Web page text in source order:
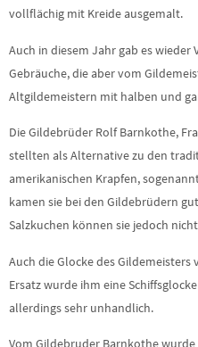
vollflächig mit Kreide ausgemalt.
Auch in diesem Jahr gab es
Gebräuche, die aber vom
Altgildemeistern mit halben und
Die Gildebrüder Rolf Barnkothe,
stellten als Alternative zu den
amerikanischen Krapfen,
kamen sie bei den Gildebrüdern
Salzkuchen können sie jedoch
Auch die Glocke des
Ersatz wurde ihm eine
allerdings sehr unhandlich.
Vom Gildebruder Barnkothe